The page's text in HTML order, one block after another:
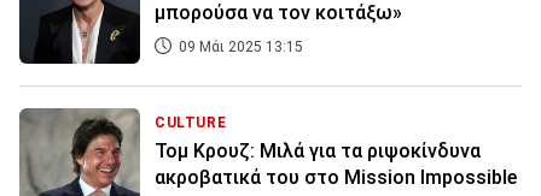
μπορούσα να τον κοιτάξω»
09 Μάι 2025 13:15
CULTURE
Τομ Κρουζ: Μιλά για τα ριψοκίνδυνα
ακροβατικά του στο Mission Impossible